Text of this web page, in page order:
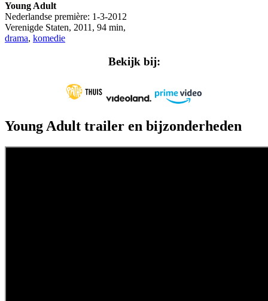
Young Adult
Nederlandse première: 1-3-2012
Verenigde Staten, 2011 , 94 min,
drama, komedie
Bekijk bij:
Young Adult trailer en bijzonderheden